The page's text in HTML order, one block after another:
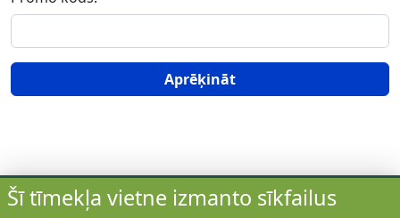
Aprēķināt
Šī tīmekļa vietne izmanto sīkfailus